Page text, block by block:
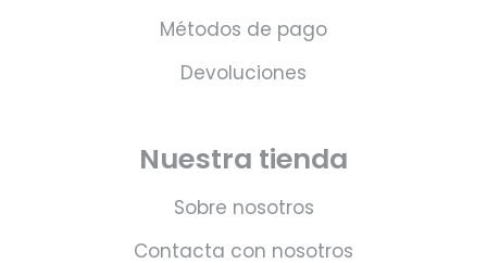
Métodos de pago
Devoluciones
Nuestra tienda
Sobre nosotros
Contacta con nosotros